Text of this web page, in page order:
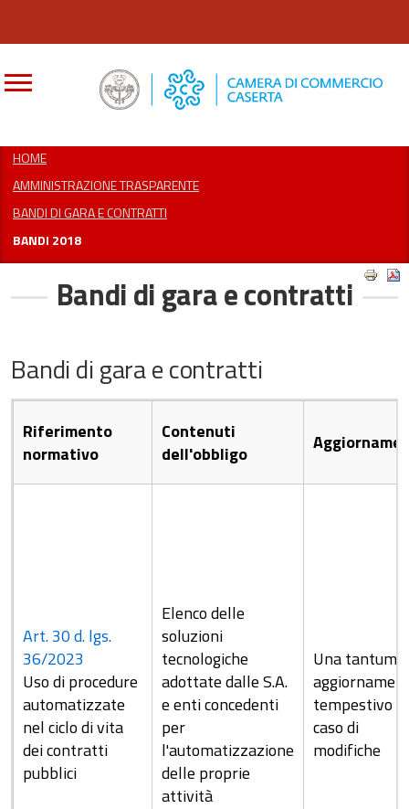
HOME
AMMINISTRAZIONE TRASPARENTE
BANDI DI GARA E CONTRATTI
BANDI 2018
Bandi di gara e contratti
Bandi di gara e contratti
Riferimento
normativo
Contenuti
dell'obbligo
Art. 30 d. lgs.
36/2023
Uso di procedure
automatizzate
nel ciclo di vita
dei contratti
pubblici
Elenco delle
soluzioni
tecnologiche
adottate dalle S.A.
e enti concedenti
per
l'automatizzazione
delle proprie
attività
Una tantum
tempestivo in
caso di
modifiche